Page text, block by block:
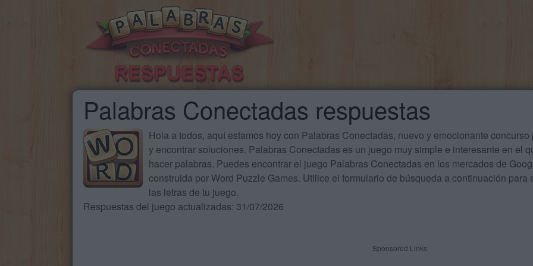
Palabras Conectadas respuestas
Hola a todos, aquí estamos hoy con Palabras Conectadas, nuevo y emocionante
y encontrar soluciones. Palabras Conectadas es un juego muy simple e interesante en el
hacer palabras. Puedes encontrar el juego Palabras Conectadas en los mercados de
construida por Word Puzzle Games. Utilice el formulario de búsqueda a continuación para
las letras de tu juego.
Respuestas del juego actualizadas: 31/07/2026
Sponsored Links